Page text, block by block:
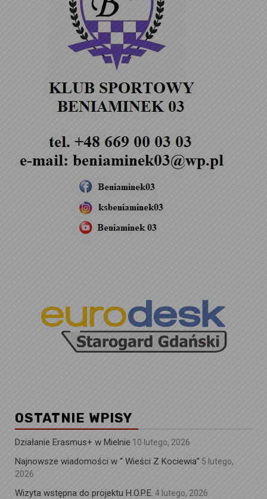
OSTATNIE WPISY
Działanie Erasmus+ w Mielnie 10 lutego, 2026
Najnowsze wiadomości w “ Wieści Z Kociewia” 5 lutego,
2026
Wizyta wstępna do projektu H.O.P.E. 4 lutego, 2026